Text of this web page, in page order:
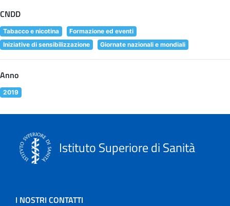
CNDD
Tabacco e nicotina
Formazione ed eventi
Iniziative di sensibilizzazione
Giornate nazionali e mondiali
Anno
2019
Istituto Superiore di Sanità
I NOSTRI CONTATTI